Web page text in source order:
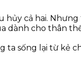
hủy cả hai.
dành cho thân
ta sống lại từ kẻ